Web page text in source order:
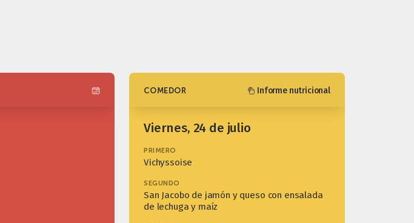
COMEDOR Informe nutricional
viernes, 24 de julio
PRIMERO
Vichyssoise
SEGUNDO
San Jacobo de jamón y queso con ensalada
de lechuga y maíz